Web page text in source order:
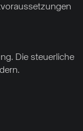
Die steuerliche